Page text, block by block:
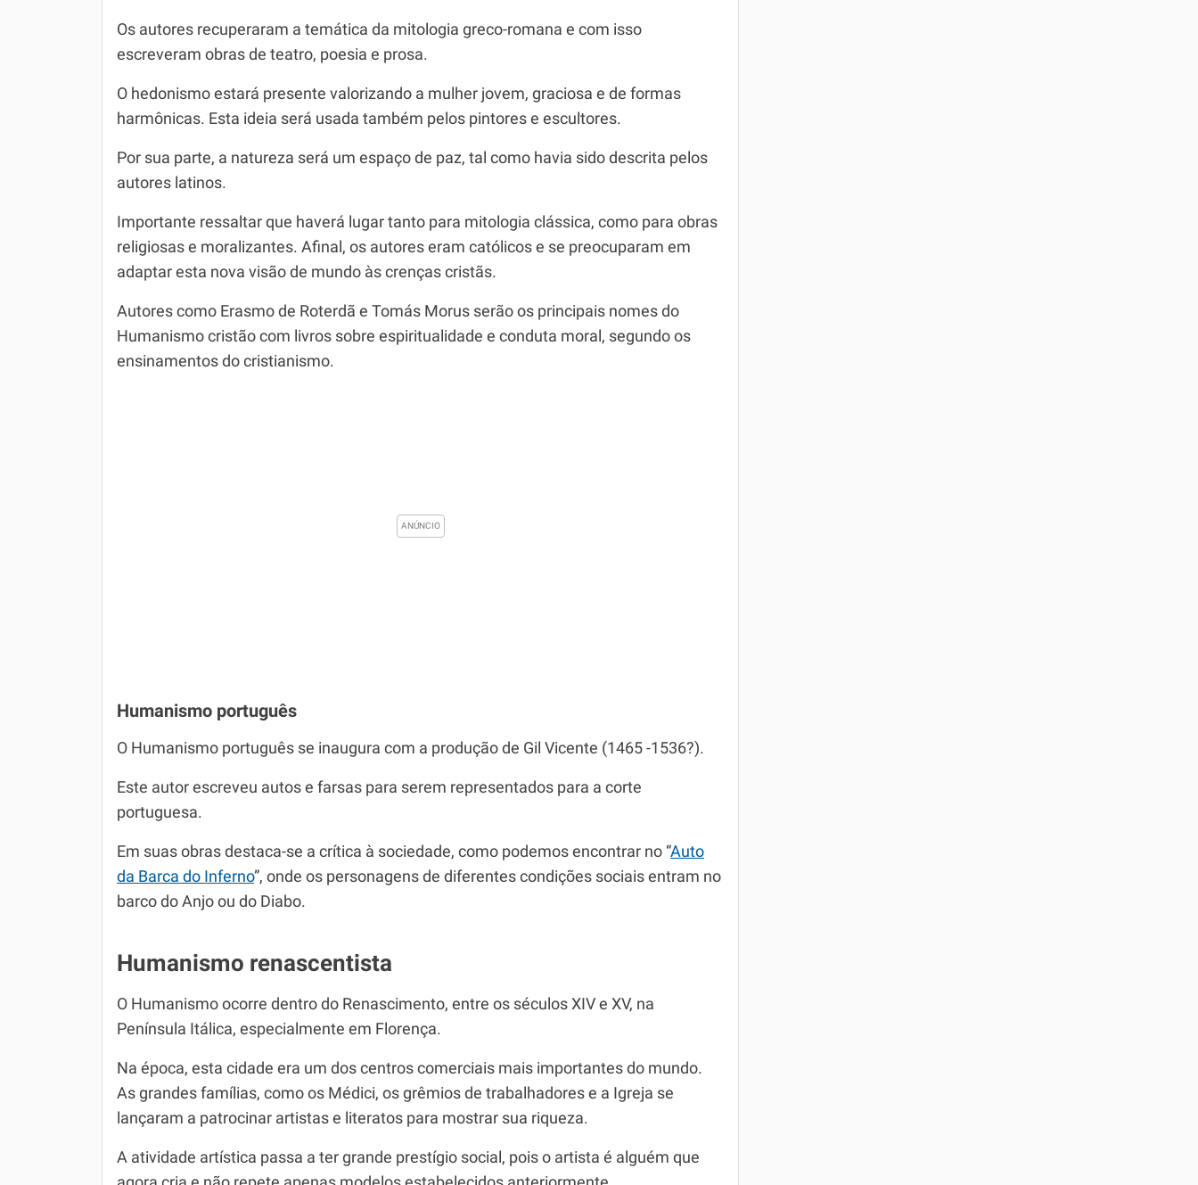
Os autores recuperaram a temática da mitologia greco-romana e com isso
escreveram obras de teatro, poesia e prosa.
O hedonismo estará presente valorizando a mulher jovem, graciosa e de formas
harmônicas. Esta ideia será usada também pelos pintores e escultores.
Por sua parte, a natureza será um espaço de paz, tal como havia sido descrita pelos
autores latinos.
Importante ressaltar que haverá lugar tanto para mitologia clássica, como para obras
religiosas e moralizantes. Afinal, os autores eram católicos e se preocuparam em
adaptar esta nova visão de mundo às crenças cristãs.
Autores como Erasmo de Roterdã e Tomás Morus serão os principais nomes do
Humanismo cristão com livros sobre espiritualidade e conduta moral, segundo os
ensinamentos do cristianismo.
Humanismo português
O Humanismo português se inaugura com a produção de Gil Vicente (1465 -1536?).
Este autor escreveu autos e farsas para serem representados para a corte
portuguesa.
Em suas obras destaca-se a crítica à sociedade, como podemos encontrar no “Auto
da Barca do Inferno”, onde os personagens de diferentes condições sociais entram no
barco do Anjo ou do Diabo.
Humanismo renascentista
O Humanismo ocorre dentro do Renascimento, entre os séculos XIV e XV, na
Península Itálica, especialmente em Florença.
Na época, esta cidade era um dos centros comerciais mais importantes do mundo.
As grandes famílias, como os Médici, os grêmios de trabalhadores e a Igreja se
lançaram a patrocinar artistas e literatos para mostrar sua riqueza.
A atividade artística passa a ter grande prestígio social, pois o artista é alguém que